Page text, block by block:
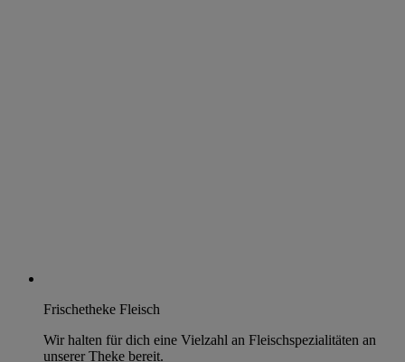
Frischetheke Fleisch
Wir halten für dich eine Vielzahl an Fleischspezialitäten an
unserer Theke bereit.